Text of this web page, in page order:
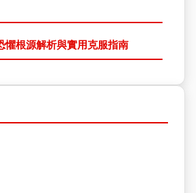
懼根源解析與實用克服指南